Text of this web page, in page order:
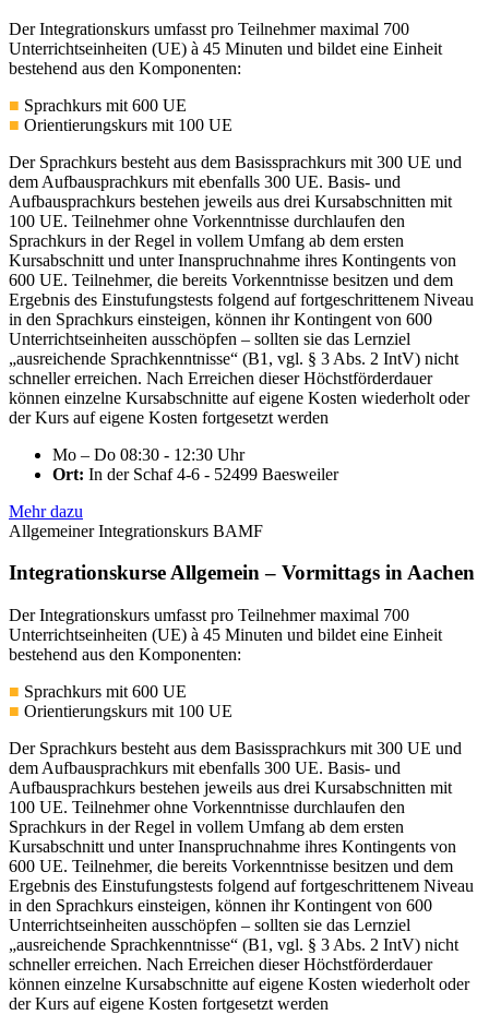
Der Integrationskurs umfasst pro Teilnehmer maximal 700
Unterrichtseinheiten (UE) à 45 Minuten und bildet eine Einheit
bestehend aus den Komponenten:
■ Sprachkurs mit 600 UE
■ Orientierungskurs mit 100 UE
Der Sprachkurs besteht aus dem Basissprachkurs mit 300 UE und
dem Aufbausprachkurs mit ebenfalls 300 UE. Basis- und
Aufbausprachkurs bestehen jeweils aus drei Kursabschnitten mit
100 UE. Teilnehmer ohne Vorkenntnisse durchlaufen den
Sprachkurs in der Regel in vollem Umfang ab dem ersten
Kursabschnitt und unter Inanspruchnahme ihres Kontingents von
600 UE. Teilnehmer, die bereits Vorkenntnisse besitzen und dem
Ergebnis des Einstufungstests folgend auf fortgeschrittenem Niveau
in den Sprachkurs einsteigen, können ihr Kontingent von 600
Unterrichtseinheiten ausschöpfen – sollten sie das Lernziel
„ausreichende Sprachkenntnisse“ (B1, vgl. § 3 Abs. 2 IntV) nicht
schneller erreichen. Nach Erreichen dieser Höchstförderdauer
können einzelne Kursabschnitte auf eigene Kosten wiederholt oder
der Kurs auf eigene Kosten fortgesetzt werden
Mo – Do 08:30 - 12:30 Uhr
Ort: In der Schaf 4-6 - 52499 Baesweiler
Mehr dazu
Allgemeiner Integrationskurs BAMF
Integrationskurse Allgemein – Vormittags in Aachen
Der Integrationskurs umfasst pro Teilnehmer maximal 700
Unterrichtseinheiten (UE) à 45 Minuten und bildet eine Einheit
bestehend aus den Komponenten:
■ Sprachkurs mit 600 UE
■ Orientierungskurs mit 100 UE
Der Sprachkurs besteht aus dem Basissprachkurs mit 300 UE und
dem Aufbausprachkurs mit ebenfalls 300 UE. Basis- und
Aufbausprachkurs bestehen jeweils aus drei Kursabschnitten mit
100 UE. Teilnehmer ohne Vorkenntnisse durchlaufen den
Sprachkurs in der Regel in vollem Umfang ab dem ersten
Kursabschnitt und unter Inanspruchnahme ihres Kontingents von
600 UE. Teilnehmer, die bereits Vorkenntnisse besitzen und dem
Ergebnis des Einstufungstests folgend auf fortgeschrittenem Niveau
in den Sprachkurs einsteigen, können ihr Kontingent von 600
Unterrichtseinheiten ausschöpfen – sollten sie das Lernziel
„ausreichende Sprachkenntnisse“ (B1, vgl. § 3 Abs. 2 IntV) nicht
schneller erreichen. Nach Erreichen dieser Höchstförderdauer
können einzelne Kursabschnitte auf eigene Kosten wiederholt oder
der Kurs auf eigene Kosten fortgesetzt werden